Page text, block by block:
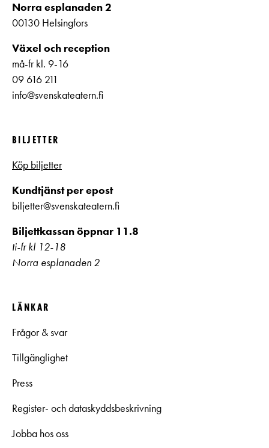
Norra esplanaden 2
00130 Helsingfors
Växel och reception
må-fr kl. 9-16
09 616 211
info@svenskateatern.fi
BILJETTER
Köp biljetter
Kundtjänst per epost
biljetter@svenskateatern.fi
Biljettkassan öppnar 11.8
ti-fr kl 12-18
Norra esplanaden 2
LÄNKAR
Frågor & svar
Tillgänglighet
Press
Register- och dataskyddsbeskrivning
Jobba hos oss